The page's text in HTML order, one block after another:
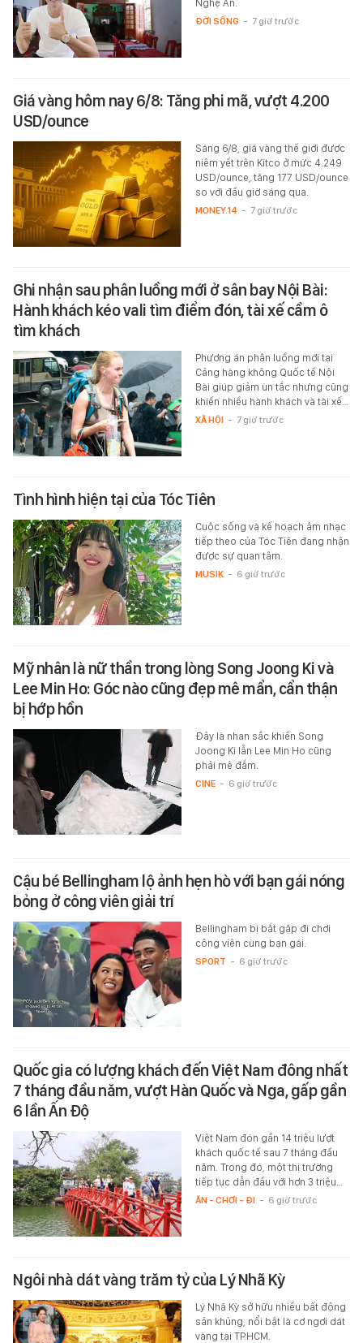
Nghệ An.
ĐỜI SỐNG - 7 giờ trước
Giá vàng hôm nay 6/8: Tăng phi mã, vượt 4.200
USD/ounce
Sáng 6/8, giá vàng thế giới được
niêm yết trên Kitco ở mức 4.249
USD/ounce, tăng 177 USD/ounce
so với đầu giờ sáng qua.
MONEY.14 - 7 giờ trước
Ghi nhận sau phân luồng mới ở sân bay Nội Bài:
Hành khách kéo vali tìm điểm đón, tài xế cầm ô
tìm khách
Phương án phân luồng mới tại
Cảng hàng không Quốc tế Nội
Bài giúp giảm ùn tắc nhưng cũng
khiến nhiều hành khách và tài xế…
XÃ HỘI - 7 giờ trước
Tình hình hiện tại của Tóc Tiên
Cuộc sống và kế hoạch âm nhạc
tiếp theo của Tóc Tiên đang nhận
được sự quan tâm.
MUSIK - 6 giờ trước
Mỹ nhân là nữ thần trong lòng Song Joong Ki và
Lee Min Ho: Góc nào cũng đẹp mê mẩn, cẩn thận
bị hớp hồn
Đây là nhan sắc khiến Song
Joong Ki lẫn Lee Min Ho cũng
phải mê đắm.
CINE - 6 giờ trước
Cậu bé Bellingham lộ ảnh hẹn hò với bạn gái nóng
bỏng ở công viên giải trí
Bellingham bị bắt gặp đi chơi
công viên cùng bạn gái.
SPORT - 6 giờ trước
Quốc gia có lượng khách đến Việt Nam đông nhất
7 tháng đầu năm, vượt Hàn Quốc và Nga, gấp gần
6 lần Ấn Độ
Việt Nam đón gần 14 triệu lượt
khách quốc tế sau 7 tháng đầu
năm. Trong đó, một thị trường
tiếp tục dẫn đầu với hơn 3 triệu…
ĂN - CHƠI - ĐI - 6 giờ trước
Ngôi nhà dát vàng trăm tỷ của Lý Nhã Kỳ
Lý Nhã Kỳ sở hữu nhiều bất động
sản khủng, nổi bật là cơ ngơi dát
vàng tại TP.HCM.